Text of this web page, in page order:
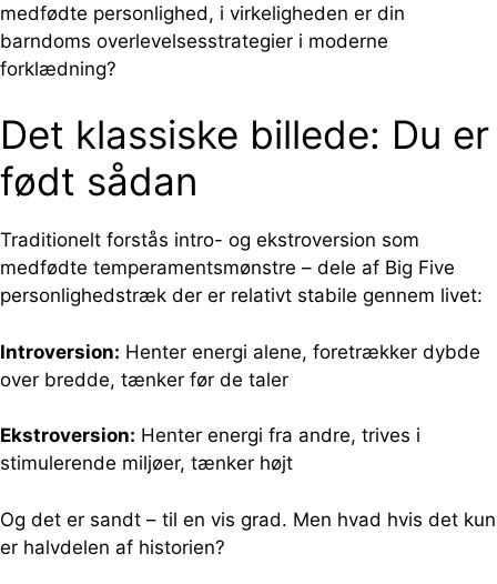
medfødte personlighed, i virkeligheden er din
barndoms overlevelsesstrategier i moderne
forklædning?
Det klassiske billede: Du er
født sådan
Traditionelt forstås intro- og ekstroversion som
medfødte temperamentsmønstre – dele af Big Five
personlighedstræk der er relativt stabile gennem livet:
Introversion: Henter energi alene, foretrækker dybde
over bredde, tænker før de taler
Ekstroversion: Henter energi fra andre, trives i
stimulerende miljøer, tænker højt
Og det er sandt – til en vis grad. Men hvad hvis det kun
er halvdelen af historien?